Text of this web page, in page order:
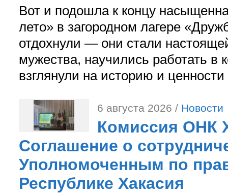
Вот и подошла к концу
лето» в загородном лагере
отдохнули — они стали
мужества, научились работать в
взглянули на историю и
6 августа 2026 / Новости
Комиссия ОНК
Соглашение о
Уполномоченным по
Республике Хакасия